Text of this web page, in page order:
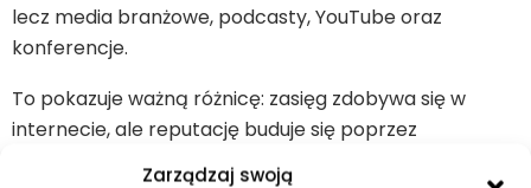
Zarządzaj swoją
lecz media branżowe, podcasty, YouTube oraz
konferencje.
To pokazuje ważną różnicę: zasięg zdobywa się w
internecie, ale reputację buduje się poprzez